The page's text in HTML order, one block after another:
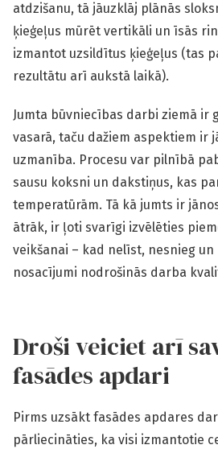
atdzišanu, tā jāuzklāj plānās
ķieģeļus mūrēt vertikāli un īsās
izmantot uzsildītus ķieģeļus (tas
rezultātu arī aukstā laikā).
Jumta būvniecības darbi ziemā ir
vasarā, taču dažiem aspektiem ir
uzmanība. Procesu var pilnībā
sausu koksni un dakstiņus, kas
temperatūrām. Tā kā jumts ir
ātrāk, ir ļoti svarīgi izvēlēties
veikšanai – kad nelīst, nesnieg un
nosacījumi nodrošinās darba
Droši veiciet arī
fasādes apdari
Pirms uzsākt fasādes apdares
pārliecināties, ka visi izmantotie